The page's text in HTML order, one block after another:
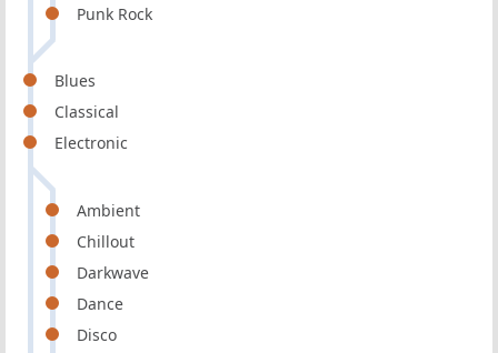
Punk Rock
Blues
Classical
Electronic
Ambient
Chillout
Darkwave
Dance
Disco